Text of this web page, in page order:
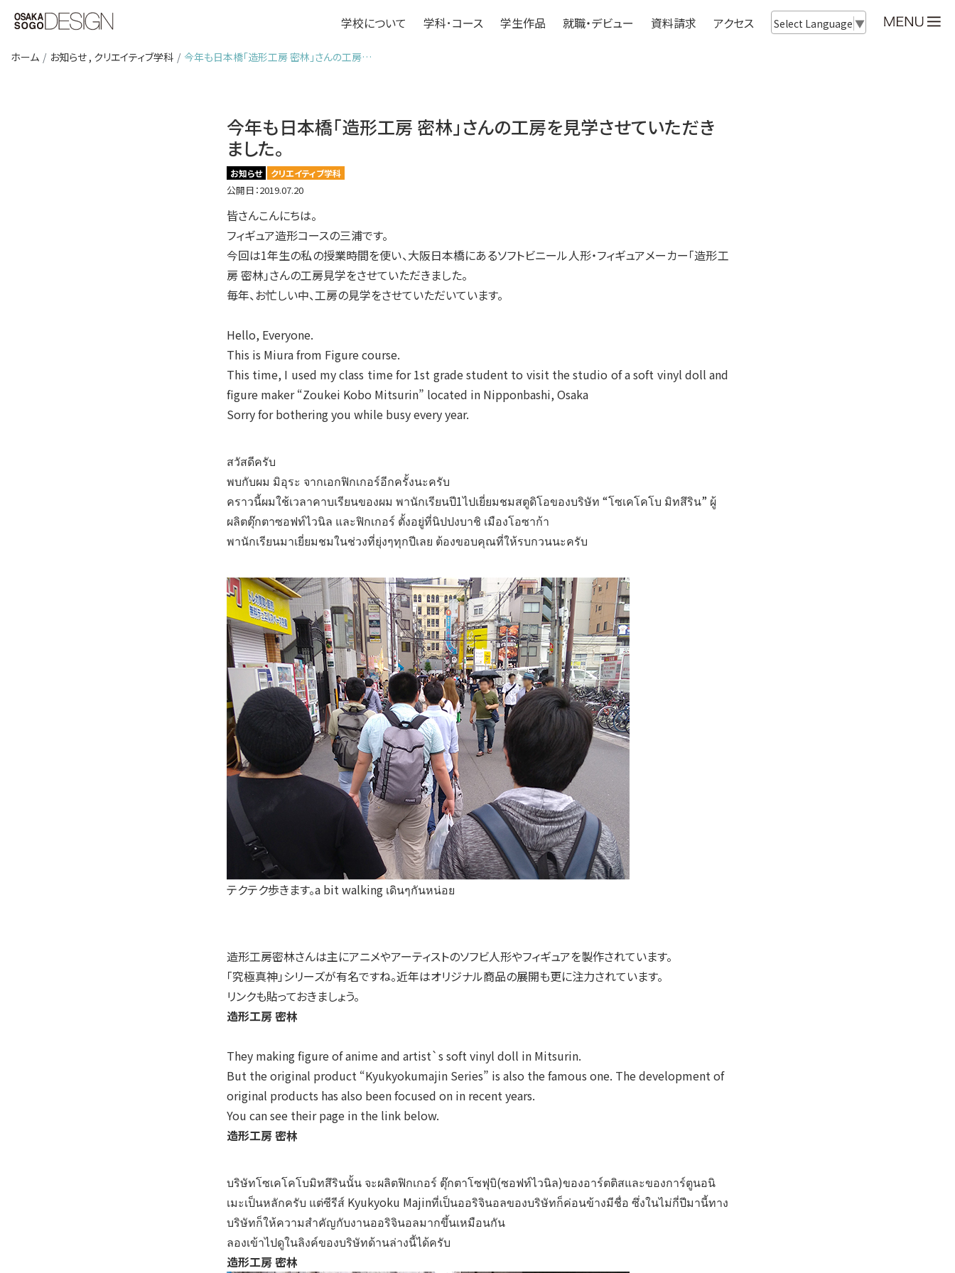
学校について 学科･コース 学生作品 就職・デビュー 資料請求 アクセス Select Language ▼
ホーム お知らせ , クリエイティブ学科 今年も日本橋「造形工房 密林」さんの工房…
今年も日本橋「造形工房 密林」さんの工房を見学させていただき
ました。
お知らせ クリエイティブ学科
公開日：2019.07.20
皆さんこんにちは。
フィギュア造形コースの三浦です。
今回は1年生の私の授業時間を使い、大阪日本橋にあるソフトビニール人形・フィギュアメーカー「造形工
房 密林」さんの工房見学をさせていただきました。
毎年、お忙しい中、工房の見学をさせていただいています。
Hello, Everyone.
This is Miura from Figure course.
This time, I used my class time for 1st grade student to visit the studio of a soft vinyl doll and
figure maker “Zoukei Kobo Mitsurin” located in Nipponbashi, Osaka
Sorry for bothering you while busy every year.
สวัสดีครับ
พบกับผม มิอุระ จากเอกฟิกเกอร์อีกครั้งนะครับ
คราวนี้ผมใช้เวลาคาบเรียนของผม พานักเรียนปี1ไปเยี่ยมชมสตูดิโอของบริษัท “โซเคโคโบ มิทสึริน” ผู้
ผลิตตุ๊กตาซอฟท์ไวนิล และฟิกเกอร์ ตั้งอยู่ที่นิปปงบาชิ เมืองโอซาก้า
พานักเรียนมาเยี่ยมชมในช่วงที่ยุ่งๆทุกปีเลย ต้องขอบคุณที่ให้รบกวนนะครับ
テクテク歩きます。a bit walking เดินๆกันหน่อย
造形工房密林さんは主にアニメやアーティストのソフビ人形やフィギュアを製作されています。
「究極真神」シリーズが有名ですね。近年はオリジナル商品の展開も更に注力されています。
リンクも貼っておきましょう。
造形工房 密林
They making figure of anime and artist`s soft vinyl doll in Mitsurin.
But the original product “Kyukyokumajin Series” is also the famous one. The development of
original products has also been focused on in recent years.
You can see their page in the link below.
造形工房 密林
บริษัทโซเคโคโบมิทสึรินนั้น จะผลิตฟิกเกอร์ ตุ๊กตาโซฟุบิ(ซอฟท์ไวนิล)ของอาร์ตติสและของการ์ตูนอนิ
เมะเป็นหลักครับ แต่ซีรีส์ Kyukyoku Majinที่เป็นออริจินอลของบริษัทก็ค่อนข้างมีชื่อ ซึ่งในไม่กี่ปีมานี้ทาง
บริษัทก็ให้ความสำคัญกับงานออริจินอลมากขึ้นเหมือนกัน
ลองเข้าไปดูในลิงค์ของบริษัทด้านล่างนี้ได้ครับ
造形工房 密林